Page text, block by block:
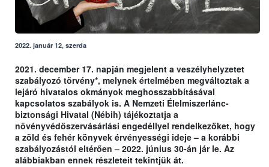
2022. január 12, szerda
2021. december 17. napján megjelent a veszélyhelyzetet
szabályozó törvény*, melynek értelmében megváltoztak a
lejáró hivatalos okmányok meghosszabbításával
kapcsolatos szabályok is. A Nemzeti Élelmiszerlánc-
biztonsági Hivatal (Nébih) tájékoztatja a
növényvédőszervásárlási engedéllyel rendelkezőket, hogy
a zöld és fehér könyvek érvényességi ideje – a korábbi
szabályozástól eltérően – 2022. június 30-án jár le. Az
alábbiakban ennek részleteit tekintjük át.